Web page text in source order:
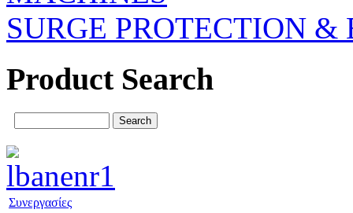
SURGE PROTECTION &
Product Search
Συνεργασίες